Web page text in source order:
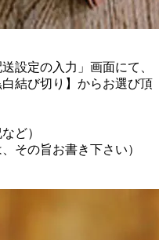
設定の入力」画面にて、
結び切り】からお選び頂
ど）
その旨お書き下さい）